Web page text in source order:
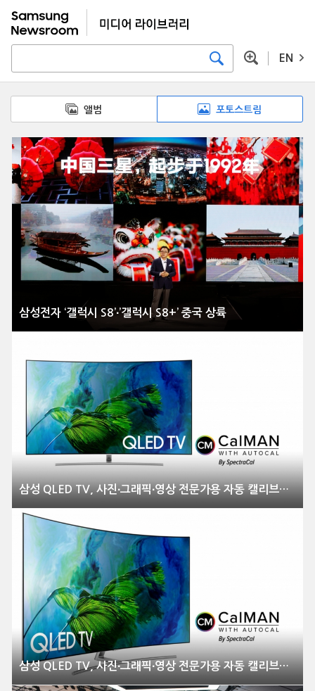
EN
앨범 포토스트림
삼성전자 ‘갤럭시 S8’∙’갤럭시 S8+’ 중국 상륙
삼성 QLED TV, 사진∙그래픽∙영상 전문가용 자동 캘리브레이션 지원
삼성 QLED TV, 사진∙그래픽∙영상 전문가용 자동 캘리브레이션 지원